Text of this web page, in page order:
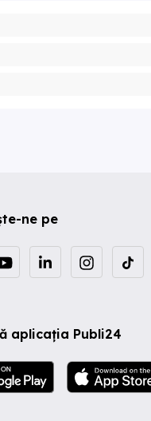
ne pe
aplicația Publi24